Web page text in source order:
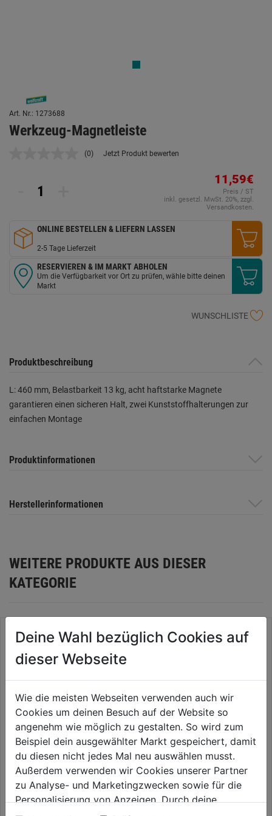
Art. Nr.: 1273688
Werkzeug-Magnetleiste
Kein
(0) Jetzt Produkt bewerten
11,59€
Preis / ST
inkl. gesetzl. MwSt. 20%, zzgl.
Versandkosten.
ONLINE BESTELLEN & LIEFERN LASSEN
2-5 Tage Lieferzeit
RESERVIEREN & IM MARKT ABHOLEN
Um die Verfügbarkeit vor Ort zu prüfen, wähle bitte deinen
Markt
WUNSCHLISTE
Produktbeschreibung
L: 460 mm, Belastbarkeit 13 kg, acht haftstarke Magnete
garantieren einen sicheren Halt, zwei Kunststoffhalterungen zur
einfachen Montage
Produktinformationen
Herstellerinformationen
WEITERE PRODUKTE AUS DIESER
KATEGORIE
Maschinenkoffer Regular
385x320x140mm
0.0
13,99€
Schraubendreherhalter
PACKOUT
0.0
Deine Wahl bezüglich Cookies auf
dieser Webseite
Wie die meisten Webseiten verwenden auch wir
Cookies um deinen Besuch auf der Website so
angenehm wie möglich zu gestalten. So wird zum
Beispiel dein ausgewählter Markt gespeichert, damit
du diesen nicht jedes Mal neu auswählen musst.
Außerdem verwenden wir Cookies unserer Partner
zu Analyse- und Marketingzwecken sowie für die
Personalisierung von Anzeigen. Durch deine